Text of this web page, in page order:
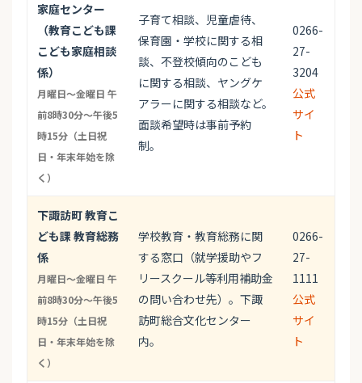
家庭センター
（教育こども課
こども家庭相談
係）
月曜日～金曜日 午
前8時30分～午後5
時15分（土日祝
日・年末年始を除
く）
子育て相談、児童虐待、
保育園・学校に関する相
談、不登校傾向のこども
に関する相談、ヤングケ
アラーに関する相談など。
面談希望時は事前予約
制。
0266-
27-
3204
公式
サイ
ト
下諏訪町 教育こ
ども課 教育総務
係
月曜日～金曜日 午
前8時30分～午後5
時15分（土日祝
日・年末年始を除
く）
学校教育・教育総務に関
する窓口（就学援助やフ
リースクール等利用補助金
の問い合わせ先）。下諏
訪町総合文化センター
内。
0266-
27-
1111
公式
サイ
ト